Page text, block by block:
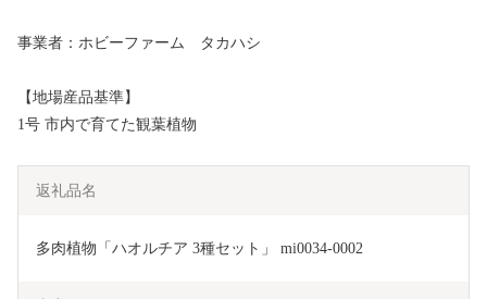
事業者：ホビーファーム タカハシ
【地場産品基準】
1号 市内で育てた観葉植物
返礼品名
多肉植物「ハオルチア 3種セット」 mi0034-0002